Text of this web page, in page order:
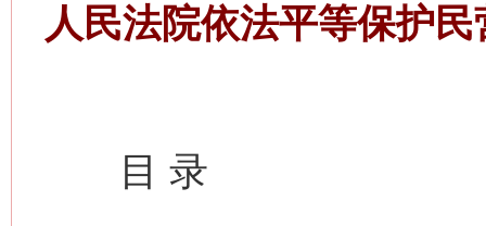
人民法院依法平等保护
目 录